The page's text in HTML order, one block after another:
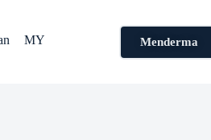
MY Menderma